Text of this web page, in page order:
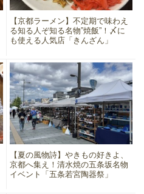
【京都ラーメン】不定期で味わえ
る知る人ぞ知る名物”焼飯”！〆に
も使える人気店「きんざん」
【夏の風物詩】やきもの好きよ、
京都へ集え！清水焼の五条坂名物
イベント「五条若宮陶器祭」